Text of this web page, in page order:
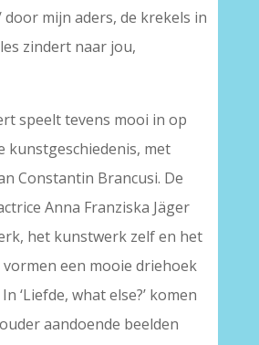
mijn aders, de krekels in
zindert naar jou,
speelt tevens mooi in op
kunstgeschiedenis, met
Constantin Brancusi. De
Anna Franziska Jäger
het kunstwerk zelf en het
vormen een mooie driehoek
‘Liefde, what else?’ komen
aandoende beelden